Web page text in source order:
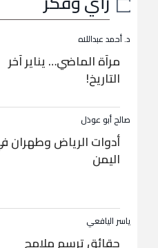
د. أحمد عبداللاه
مرآة الماضي… يناير آخر
التاريخ!
صالح أبو عوذل
أدوات الرياض وطهران
اليمن
ياسر اليافعي
حقائق ترسم ملامح